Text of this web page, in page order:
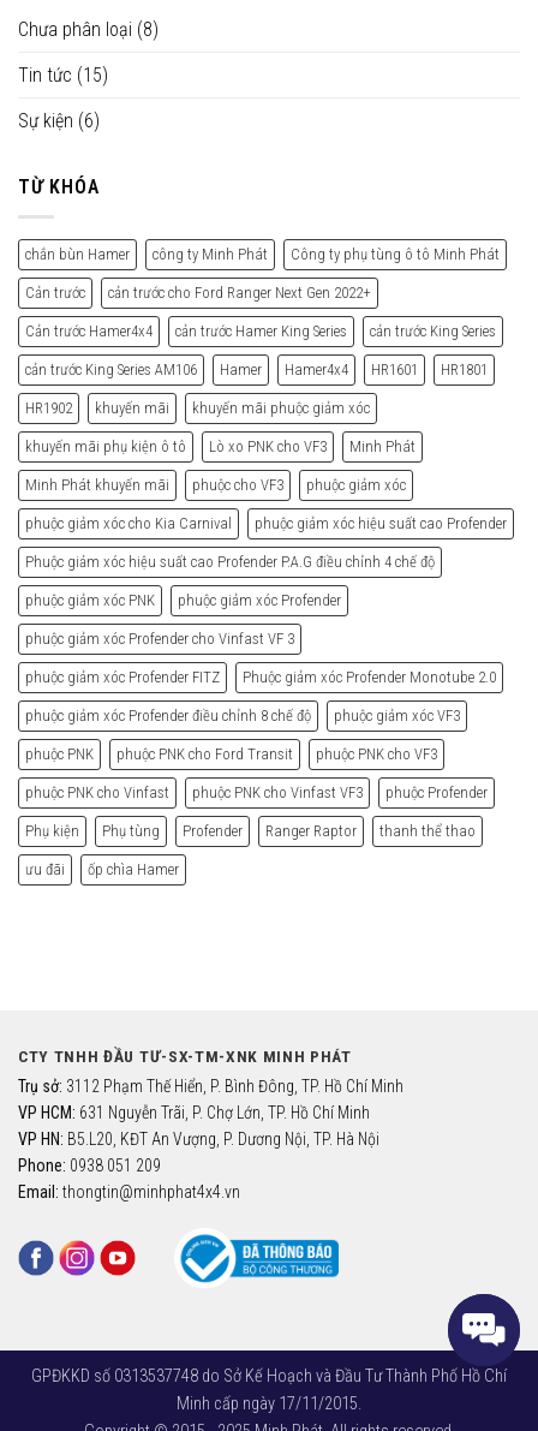
Chưa phân loại (8)
Tin tức (15)
Sự kiện (6)
TỪ KHÓA
chắn bùn Hamer công ty Minh Phát Công ty phụ tùng ô tô Minh Phát
Cản trước cản trước cho Ford Ranger Next Gen 2022+
Cản trước Hamer4x4 cản trước Hamer King Series cản trước King Series
cản trước King Series AM106 Hamer Hamer4x4 HR1601 HR1801
HR1902 khuyến mãi khuyến mãi phuộc giảm xóc
khuyến mãi phụ kiện ô tô Lò xo PNK cho VF3 Minh Phát
Minh Phát khuyến mãi phuộc cho VF3 phuộc giảm xóc
phuộc giảm xóc cho Kia Carnival phuộc giảm xóc hiệu suất cao Profender
Phuộc giảm xóc hiệu suất cao Profender P.A.G điều chỉnh 4 chế độ
phuộc giảm xóc PNK phuộc giảm xóc Profender
phuộc giảm xóc Profender cho Vinfast VF 3
phuộc giảm xóc Profender FITZ Phuộc giảm xóc Profender Monotube 2.0
phuộc giảm xóc Profender điều chỉnh 8 chế độ phuộc giảm xóc VF3
phuộc PNK phuộc PNK cho Ford Transit phuộc PNK cho VF3
phuộc PNK cho Vinfast phuộc PNK cho Vinfast VF3 phuộc Profender
Phụ kiện Phụ tùng Profender Ranger Raptor thanh thể thao
ưu đãi ốp chìa Hamer
CTY TNHH ĐẦU TƯ-SX-TM-XNK MINH PHÁT
Trụ sở: 3112 Phạm Thế Hiển, P. Bình Đông, TP. Hồ Chí Minh
VP HCM: 631 Nguyễn Trãi, P. Chợ Lớn, TP. Hồ Chí Minh
VP HN: B5.L20, KĐT An Vượng, P. Dương Nội, TP. Hà Nội
Phone: 0938 051 209
Email: thongtin@minhphat4x4.vn
GPĐKKD số 0313537748 do Sở Kế Hoạch và Đầu Tư Thành Phố Hồ Chí
Minh cấp ngày 17/11/2015.